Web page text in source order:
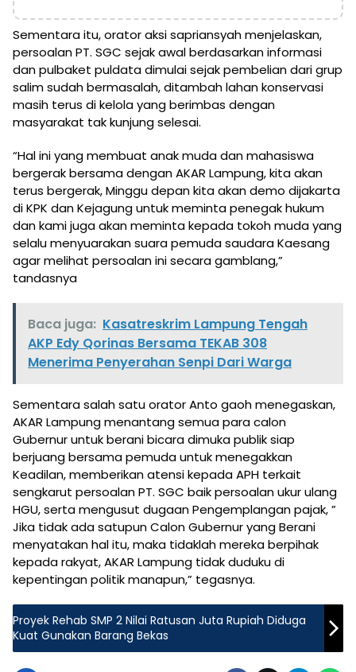
Sementara itu, orator aksi sapriansyah menjelaskan,
persoalan PT. SGC sejak awal berdasarkan informasi
dan pulbaket puldata dimulai sejak pembelian dari grup
salim sudah bermasalah, ditambah lahan konservasi
masih terus di kelola yang berimbas dengan
masyarakat tak kunjung selesai.
“Hal ini yang membuat anak muda dan mahasiswa
bergerak bersama dengan AKAR Lampung, kita akan
terus bergerak, Minggu depan kita akan demo dijakarta
di KPK dan Kejagung untuk meminta penegak hukum
dan kami juga akan meminta kepada tokoh muda yang
selalu menyuarakan suara pemuda saudara Kaesang
agar melihat persoalan ini secara gamblang,”
tandasnya
Baca juga: Kasatreskrim Lampung Tengah
AKP Edy Qorinas Bersama TEKAB 308
Menerima Penyerahan Senpi Dari Warga
Sementara salah satu orator Anto gaoh menegaskan,
AKAR Lampung menantang semua para calon
Gubernur untuk berani bicara dimuka publik siap
berjuang bersama pemuda untuk menegakkan
Keadilan, memberikan atensi kepada APH terkait
sengkarut persoalan PT. SGC baik persoalan ukur ulang
HGU, serta mengusut dugaan Pengemplangan pajak, ”
Jika tidak ada satupun Calon Gubernur yang Berani
menyatakan hal itu, maka tidaklah mereka berpihak
kepada rakyat, AKAR Lampung tidak duduku di
kepentingan politik manapun,” tegasnya.
Proyek Rehab SMP 2 Nilai Ratusan Juta Rupiah Diduga
Kuat Gunakan Barang Bekas